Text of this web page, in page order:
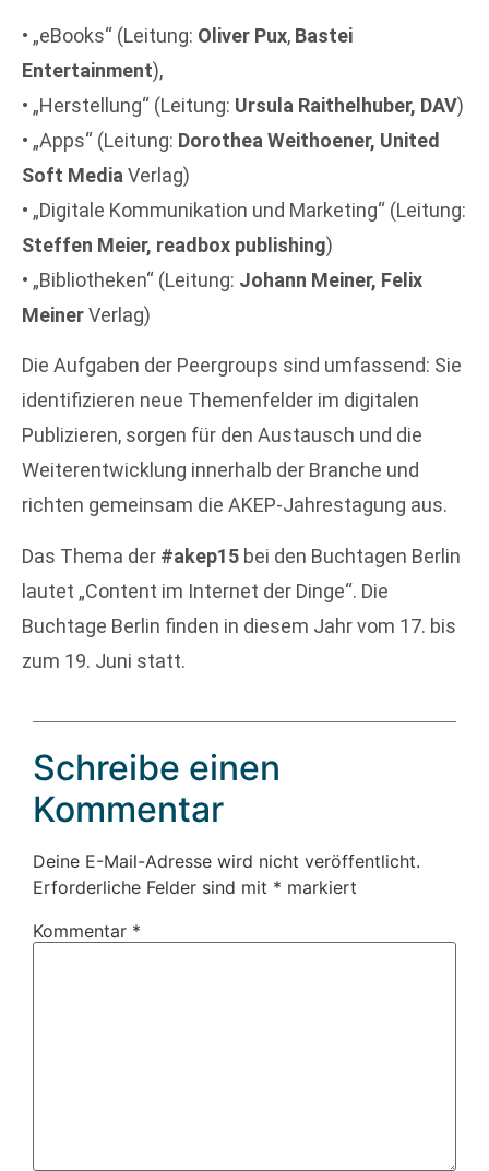
• „eBooks“ (Leitung: Oliver Pux, Bastei
Entertainment),
• „Herstellung“ (Leitung: Ursula Raithelhuber, DAV)
• „Apps“ (Leitung: Dorothea Weithoener, United
Soft Media Verlag)
• „Digitale Kommunikation und Marketing“ (Leitung:
Steffen Meier, readbox publishing)
• „Bibliotheken“ (Leitung: Johann Meiner, Felix
MeinerVerlag)
Die Aufgaben der Peergroups sind umfassend: Sie
identifizieren neue Themenfelder im digitalen
Publizieren, sorgen für den Austausch und die
Weiterentwicklung innerhalb der Branche und
richten gemeinsam die AKEP-Jahrestagung aus.
Das Thema der #akep15 bei den Buchtagen Berlin
lautet „Content im Internet der Dinge“. Die
Buchtage Berlin finden in diesem Jahr vom 17. bis
zum 19. Juni statt.
Schreibe einen
Kommentar
Deine E-Mail-Adresse wird nicht veröffentlicht.
Erforderliche Felder sind mit * markiert
Kommentar *